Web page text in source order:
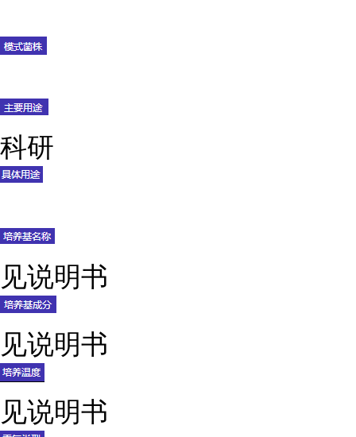
科研
见说明书
见说明书
见说明书